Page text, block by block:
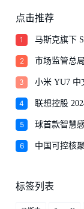
点击推荐
1
马斯克旗下
2
市场监管总
3 小米 YU7 中
4 联想控股
5 球首款智慧
6
中国可控核
标签列表